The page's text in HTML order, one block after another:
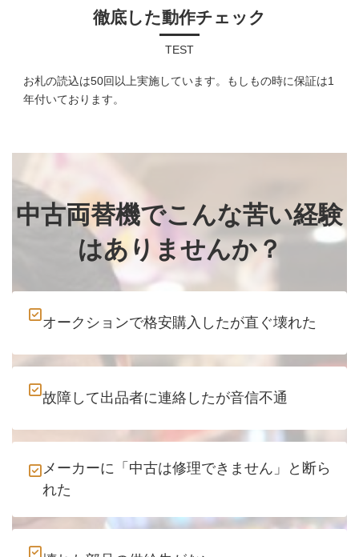
徹底した動作チェック
TEST
お札の読込は50回以上実施しています。もしもの時に保証は1
年付いております。
中古両替機でこんな苦い経験
はありませんか？
オークションで格安購入したが直ぐ壊れた
故障して出品者に連絡したが音信不通
メーカーに「中古は修理できません」と断ら
れた